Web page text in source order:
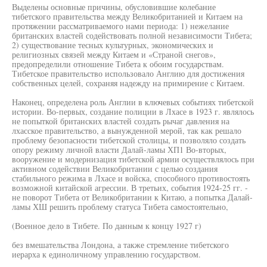
Выделены основные причины, обусловившие колебание
тибетского правительства между Великобританией и Китаем на
протяжении рассматриваемого нами периода: 1) нежелание
британских властей содействовать полной независимости Тибета;
2) существование тесных культурных, экономических и
религиозных связей между Китаем и «Страной снегов»,
предопределили отношение Тибета к обоим государствам.
Тибетское правительство использовало Англию для достижения
собственных целей, сохраняя надежду на примирение с Китаем.
Наконец, определена роль Англии в ключевых событиях тибетской
истории. Во-первых, создание полиции в Лхасе в 1923 г. являлось
не попыткой британских властей создать рычаг давления на
лхасское правительство, а вынужденной мерой, так как решало
проблему безопасности тибетской столицы, и позволяло создать
опору режиму личной власти Далай-ламы ХП1 Во-вторых,
вооружение и модернизация тибетской армии осуществлялось при
активном содействии Великобритании с целью создания
стабильного режима в Лхасе и войска, способного противостоять
возможной китайской агрессии. В третьих, события 1924-25 гг. -
не поворот Тибета от Великобритании к Китаю, а попытка Далай-
ламы ХШ решить проблему статуса Тибета самостоятельно,
(Военное дело в Тибете. По данным к концу 1927 г)
без вмешательства Лондона, а также стремление тибетского
иерарха к единоличному управлению государством.